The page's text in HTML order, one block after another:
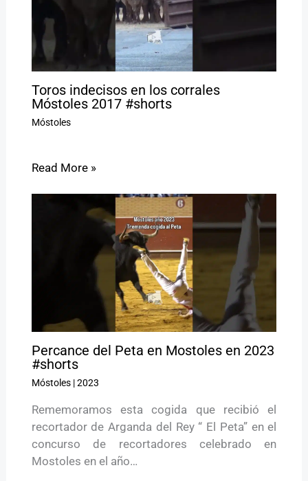
Toros indecisos en los corrales
Móstoles 2017 #shorts
Móstoles
Read More »
Percance del Peta en Mostoles en 2023
#shorts
Móstoles|2023
Rememoramos esta cogida que recibió el
recortador de Arganda del Rey “ El Peta” en el
concurso de recortadores celebrado en
Mostoles en el año…